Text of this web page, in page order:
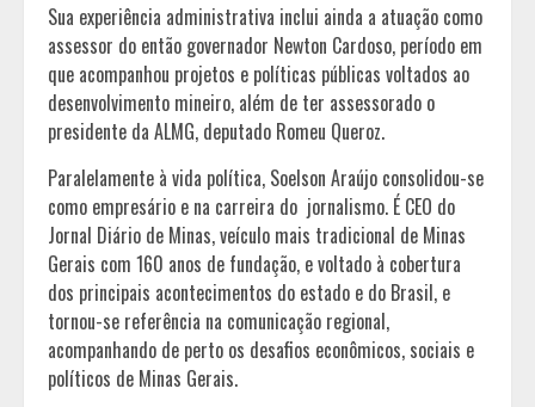
Sua experiência administrativa inclui ainda a atuação como
assessor do então governador Newton Cardoso, período em
que acompanhou projetos e políticas públicas voltados ao
desenvolvimento mineiro, além de ter assessorado o
presidente da ALMG, deputado Romeu Queroz.
Paralelamente à vida política, Soelson Araújo consolidou-se
como empresário e na carreira do jornalismo. É CEO do
Jornal Diário de Minas, veículo mais tradicional de Minas
Gerais com 160 anos de fundação, e voltado à cobertura
dos principais acontecimentos do estado e do Brasil, e
tornou-se referência na comunicação regional,
acompanhando de perto os desafios econômicos, sociais e
políticos de Minas Gerais.